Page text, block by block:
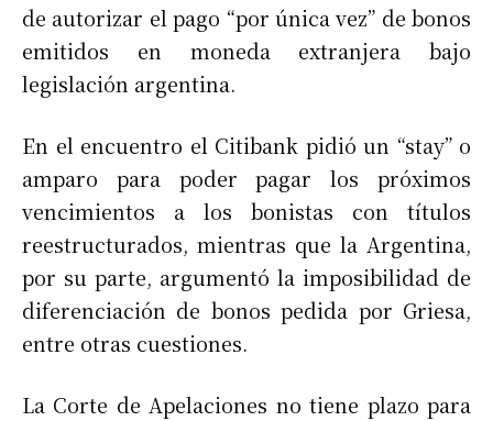
de autorizar el pago “por única vez” de bonos
emitidos en moneda extranjera bajo
legislación argentina.
En el encuentro el Citibank pidió un “stay” o
amparo para poder pagar los próximos
vencimientos a los bonistas con títulos
reestructurados, mientras que la Argentina,
por su parte, argumentó la imposibilidad de
diferenciación de bonos pedida por Griesa,
entre otras cuestiones.
La Corte de Apelaciones no tiene plazo para